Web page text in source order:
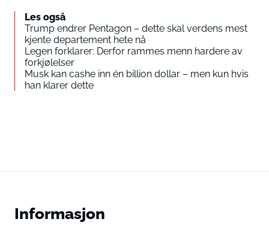
Les også
Trump endrer Pentagon – dette skal verdens mest
kjente departement hete nå
Legen forklarer: Derfor rammes menn hardere av
forkjølelser
Musk kan cashe inn én billion dollar – men kun hvis
han klarer dette
Informasjon